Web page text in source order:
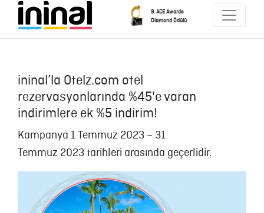
9. ACE Awards
Diamond Ödülü
ininal’la Otelz.com otel
rezervasyonlarında %45'e varan
indirimlere ek %5 indirim!
Kampanya 1 Temmuz 2023 – 31
Temmuz 2023 tarihleri arasında geçerlidir.